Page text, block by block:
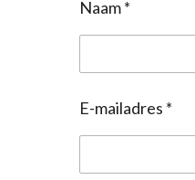
Naam *
E-mailadres *